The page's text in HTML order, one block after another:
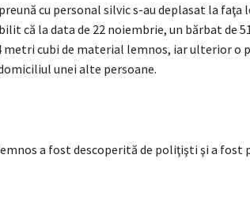
cu personal silvic s-au deplasat la faţa
că la data de 22 noiembrie, un bărbat de
cubi de material lemnos, iar ulterior o
unei alte persoane.
a fost descoperită de poliţişti şi a fost